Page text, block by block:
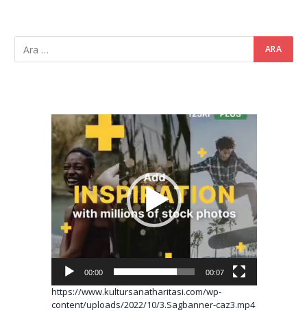
Video
oynatıcı
00:00 00:07
https://www.kultursanatharitasi.com/wp-
content/uploads/2022/10/3.Sagbanner-caz3.mp4